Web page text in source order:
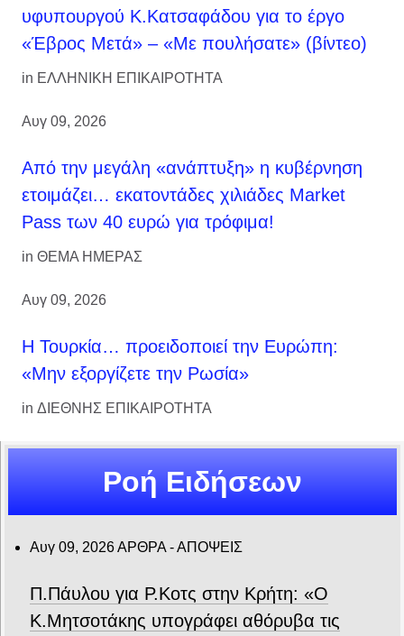
υφυπουργού Κ.Κατσαφάδου για το έργο
«Έβρος Μετά» – «Με πουλήσατε» (βίντεο)
in ΕΛΛΗΝΙΚΗ ΕΠΙΚΑΙΡΟΤΗΤΑ
Αυγ 09, 2026
Από την μεγάλη «ανάπτυξη» η κυβέρνηση
ετοιμάζει… εκατοντάδες χιλιάδες Market
Pass των 40 ευρώ για τρόφιμα!
in ΘΕΜΑ ΗΜΕΡΑΣ
Αυγ 09, 2026
Η Τουρκία… προειδοποιεί την Ευρώπη:
«Μην εξοργίζετε την Ρωσία»
in ΔΙΕΘΝΗΣ ΕΠΙΚΑΙΡΟΤΗΤΑ
Ροή Ειδήσεων
Αυγ 09, 2026ΑΡΘΡΑ - ΑΠΟΨΕΙΣ
Π.Πάυλου για Ρ.Κοτς στην Κρήτη: «Ο
Κ.Μητσοτάκης υπογράφει αθόρυβα τις